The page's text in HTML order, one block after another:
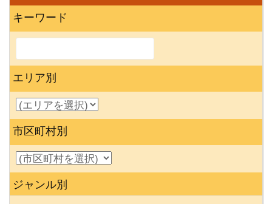
キーワード
エリア別
市区町村別
ジャンル別